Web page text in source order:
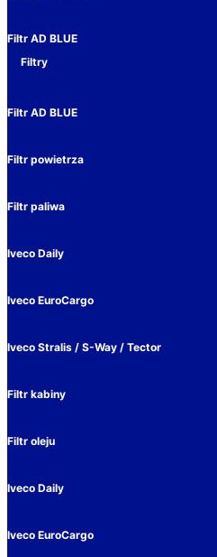
Filtr AD BLUE
Filtry
Filtr AD BLUE
Filtr powietrza
Filtr paliwa
Iveco Daily
Iveco EuroCargo
Iveco Stralis / S-Way / Tector
Filtr kabiny
Filtr oleju
Iveco Daily
Iveco EuroCargo